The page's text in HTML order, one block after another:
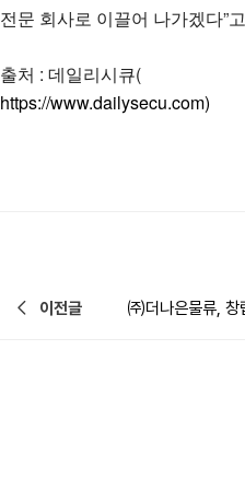
전문 회사로 이끌어 나가겠다”
출처 : 데일리시큐(
https://www.dailysecu.com)
이전글 ㈜더나은물류, 창